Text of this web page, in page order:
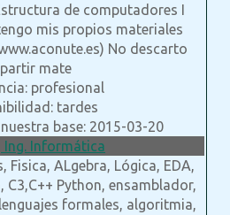
de computadores I
mis propios materiales
No descarto
mate
profesional
tardes
base: 2015-03-20
Ing. Informática
Fisica, ALgebra, Lógica, EDA,
C3,C++ Python, ensamblador,
formales, algoritmia,